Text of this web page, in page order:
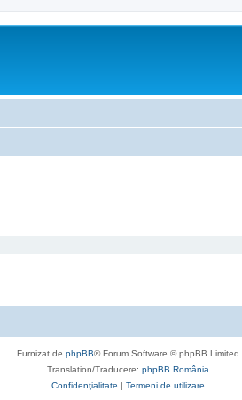
Furnizat de phpBB® Forum Software © phpBB Limited
Translation/Traducere: phpBB România
Confidenţialitate | Termeni de utilizare